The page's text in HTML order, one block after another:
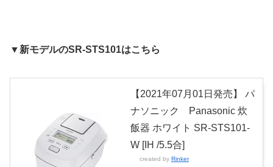
▼新モデルのSR-STS101はこちら
【2021年07月01日発売】 パ
ナソニック Panasonic 炊
飯器 ホワイト SR-STS101-
W [IH /5.5合]
created by Rinker